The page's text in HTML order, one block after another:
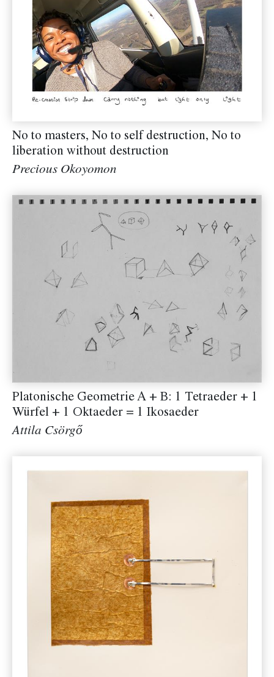
No to masters, No to self destruction, No to
liberation without destruction
Precious Okoyomon
Platonische Geometrie A + B: 1 Tetraeder + 1
Würfel + 1 Oktaeder = 1 Ikosaeder
Attila Csörgő